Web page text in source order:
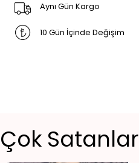
Aynı Gün Kargo
10 Gün İçinde Değişim
Çok Satanlar